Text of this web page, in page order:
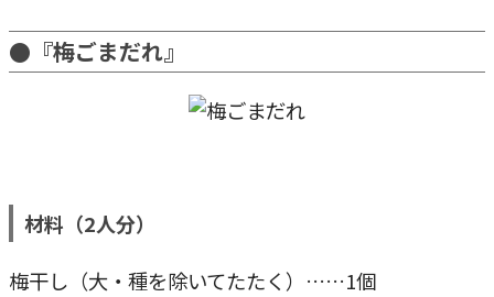
●『梅ごまだれ』
材料（2人分）
梅干し（大・種を除いてたたく）……1個